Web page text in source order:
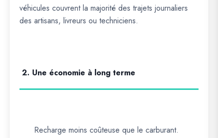
véhicules couvrent la majorité des trajets journaliers
des artisans, livreurs ou techniciens.
2. Une économie à long terme
Recharge moins coûteuse que le carburant.